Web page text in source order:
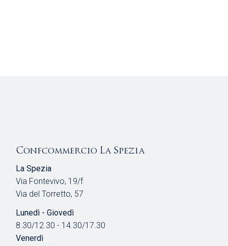
Confcommercio La Spezia
La Spezia
Via Fontevivo, 19/f
Via del Torretto, 57
Lunedì - Giovedì
8.30/12.30 - 14.30/17.30
Venerdì